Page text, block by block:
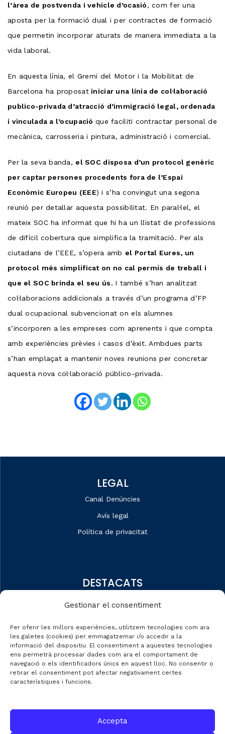
Gestionar el consentiment
Per oferir les millors experiències, utilitzem tecnologies com ara
les galetes (cookies) per emmagatzemar i/o accedir a la
informació del dispositiu. El consentiment a aquestes tecnologies
ens permetrà processar dades com ara el comportament de
navegació o els identificadors únics en aquest lloc. No consentir o
retirar el consentiment pot afectar negativament certes
característiques i funcions.
Accepta
l’àrea de postvenda i vehicle d’ocasió, com fer una
aposta per la formació dual i per contractes de formació
que permetin incorporar aturats de manera immediata a la
vida laboral.
En aquesta línia, el Gremi del Motor i la Mobilitat de
Barcelona ha proposatiniciar una línia de col·laboració
publico-privada d’atracció d’immigració legal, ordenada
i vinculada a l’ocupació que faciliti contractar personal de
mecànica, carrosseria i pintura, administració i comercial.
Per la seva banda, el SOC disposa d’un protocol genèric
per captar persones procedents fora de l’Espai
Econòmic Europeu (EEE) i s’ha convingut una segona
reunió per detallar aquesta possibilitat. En paral·lel, el
mateix SOC ha informat que hi ha un llistat de professions
de difícil cobertura que simplifica la tramitació. Per als
ciutadans de l’EEE, s’opera amb el Portal Eures, un
protocol més simplificat on no cal permís de treball i
que el SOC brinda el seu ús. I també s’han analitzat
col·laboracions addicionals a través d’un programa d’FP
dual ocupacional subvencionat on els alumnes
s’incorporen a les empreses com aprenents i que compta
amb experiències prèvies i casos d’èxit. Ambdues parts
s’han emplaçat a mantenir noves reunions per concretar
aquesta nova col·laboració público-privada.
LEGAL
Canal Denúncies
Avís legal
Política de privacitat
DESTACATS
Dades de mercat
Automobile Talks